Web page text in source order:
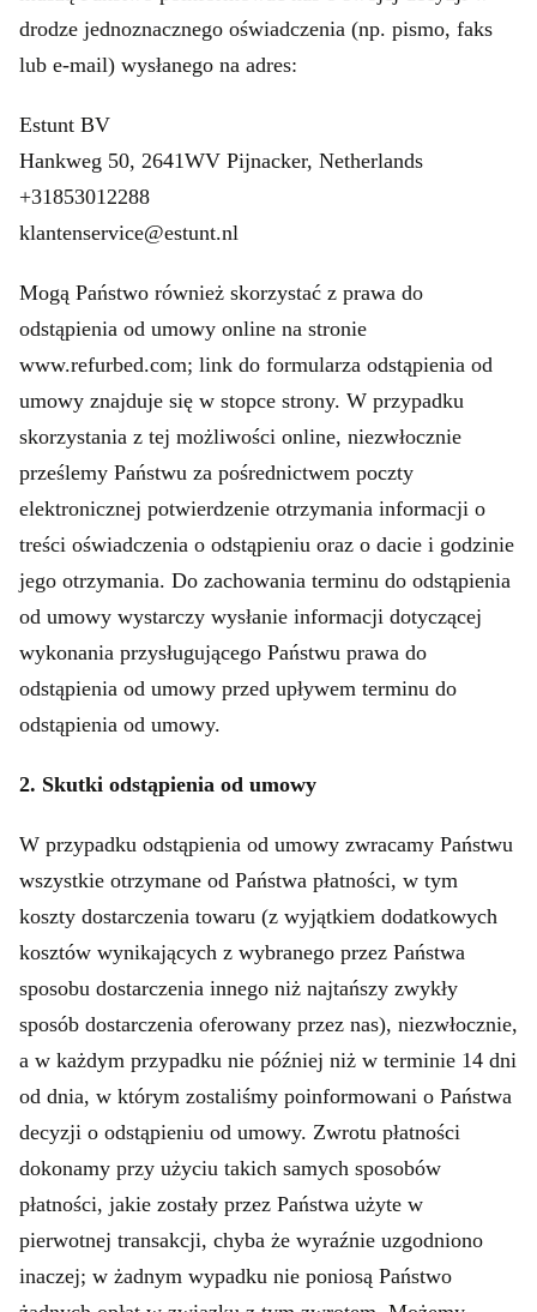
drodze jednoznacznego oświadczenia (np. pismo, faks
lub e-mail) wysłanego na adres:
Estunt BV
Hankweg 50, 2641WV Pijnacker, Netherlands
+31853012288
klantenservice@estunt.nl
Mogą Państwo również skorzystać z prawa do
odstąpienia od umowy online na stronie
www.refurbed.com; link do formularza odstąpienia od
umowy znajduje się w stopce strony. W przypadku
skorzystania z tej możliwości online, niezwłocznie
prześlemy Państwu za pośrednictwem poczty
elektronicznej potwierdzenie otrzymania informacji o
treści oświadczenia o odstąpieniu oraz o dacie i godzinie
jego otrzymania. Do zachowania terminu do odstąpienia
od umowy wystarczy wysłanie informacji dotyczącej
wykonania przysługującego Państwu prawa do
odstąpienia od umowy przed upływem terminu do
odstąpienia od umowy.
2. Skutki odstąpienia od umowy
W przypadku odstąpienia od umowy zwracamy Państwu
wszystkie otrzymane od Państwa płatności, w tym
koszty dostarczenia towaru (z wyjątkiem dodatkowych
kosztów wynikających z wybranego przez Państwa
sposobu dostarczenia innego niż najtańszy zwykły
sposób dostarczenia oferowany przez nas), niezwłocznie,
a w każdym przypadku nie później niż w terminie 14 dni
od dnia, w którym zostaliśmy poinformowani o Państwa
decyzji o odstąpieniu od umowy. Zwrotu płatności
dokonamy przy użyciu takich samych sposobów
płatności, jakie zostały przez Państwa użyte w
pierwotnej transakcji, chyba że wyraźnie uzgodniono
inaczej; w żadnym wypadku nie poniosą Państwo